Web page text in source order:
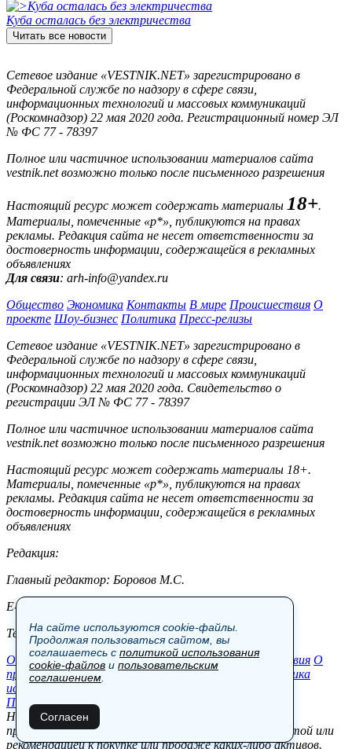
Куба осталась без электричества
Читать все новости
Сетевое издание «VESTNIK.NET» зарегистрировано в
Федеральной службе по надзору в сфере связи,
информационных технологий и массовых коммуникаций
(Роскомнадзор) 22 мая 2020 года. Регистрационный номер ЭЛ
№ ФС 77 - 78397
Полное или частичное использовании материалов сайта
vestnik.net возможно только после письменного разрешения
Настоящий ресурс может содержать материалы 18+.
Материалы, помеченные «р*», публикуются на правах
рекламы. Редакция сайта не несет ответственности за
достоверность информации, содержащейся в рекламных
объявлениях
Для связи: arh-info@yandex.ru
Общество Экономика Контакты В мире Происшествия О
проекте Шоу-бизнес Политика Пресс-релизы
Сетевое издание «VESTNIK.NET» зарегистрировано в
Федеральной службе по надзору в сфере связи,
информационных технологий и массовых коммуникаций
(Роскомнадзор) 22 мая 2020 года. Свидетельство о
регистрации ЭЛ № ФС 77 - 78397
Полное или частичное использовании материалов сайта
vestnik.net возможно только после письменного разрешения
Настоящий ресурс может содержать материалы 18+.
Материалы, помеченные «р*», публикуются на правах
рекламы. Редакция сайта не несет ответственности за
достоверность информации, содержащейся в рекламных
объявлениях
Редакция:
Главный редактор: Боровов М.С.
E-mail: site@vestnik.net, reb.msk@yandex.ru
Тел.: +7 (921) 720-00-97
Общество Экономика Контакты В мире Происшествия О
проекте Шоу-бизнес Политика Пресс-релизы
Политика
использования cookie-файлов
Пользовательское соглашение
Новости, аналитика, прогнозы и другие материалы,
представленные на данном сайте, не являются офертой или
рекомендацией к покупке или продаже каких-либо активов.
На сайте используются cookie-файлы.
Продолжая пользоваться сайтом, вы
соглашаетесь с политикой использования
cookie-файлов и пользовательским
соглашением
Согласен